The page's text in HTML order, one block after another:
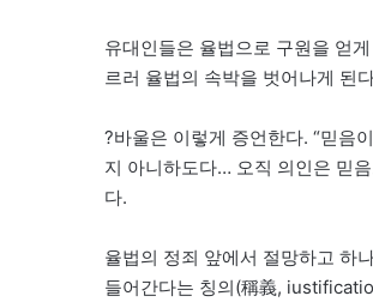
유대인들은 율법으로 구원을 얻
르러 율법의 속박을 벗어나게 된
?바울은 이렇게 증언한다. “믿음
지 아니하도다… 오직 의인은 믿
다.
율법의 정죄 앞에서 절망하고 하
들어간다는 칭의(稱義,